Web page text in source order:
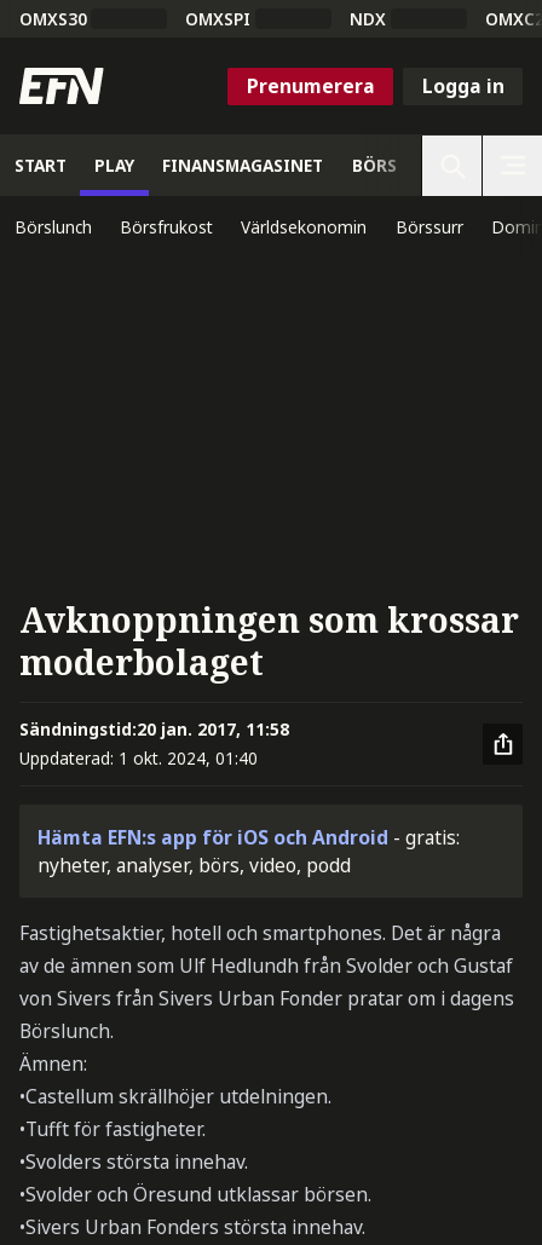
OMXS30 OMXSPI NDX
Prenumerera Logga in
START PLAY FINANSMAGASINET BÖRS
Börslunch Börsfrukost Världsekonomin Börssurr
Avknoppningen som krossar
moderbolaget
Sändningstid:20 jan. 2017, 11:58
Uppdaterad: 1 okt. 2024, 01:40
Hämta EFN:s app för iOS och Android - gratis:
nyheter, analyser, börs, video, podd
Fastighetsaktier, hotell och smartphones. Det är några
av de ämnen som Ulf Hedlundh från Svolder och Gustaf
von Sivers från Sivers Urban Fonder pratar om i dagens
Börslunch.
Ämnen:
•Castellum skrällhöjer utdelningen.
•Tufft för fastigheter.
•Svolders största innehav.
•Svolder och Öresund utklassar börsen.
•Sivers Urban Fonders största innehav.